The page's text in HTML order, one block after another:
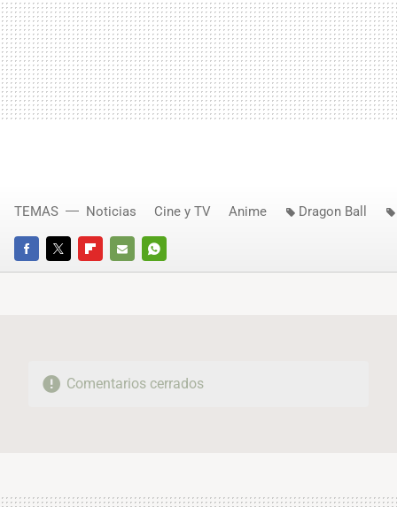
FACEBOOKTWITTERFLIPBOARD
E-
WHATSAPP
TEMAS Noticias Cine y TV Anime Dragon Ball
Comentarios cerrados